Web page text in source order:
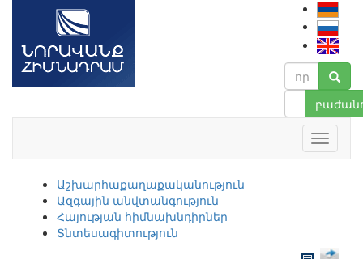
Աշխարհաքաղաքականություն
Ազգային անվտանգություն
Հայության հիմնախնդիրներ
Տնտեսագիտություն